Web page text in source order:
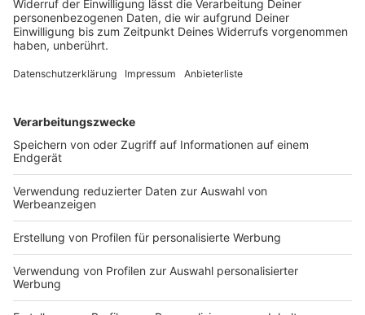
Zwei Paare hoffen in Mailand darauf, mit Hilfe der
Medizin ein Kind zu bekommen. Bei der Behandlung
im Krankenhaus kommt es jedoch zu einer
DEINE GEMERKTEN ARTIKEL
Du hast dir noch keine Artikel gemerkt
Markiere sie hierfür mit einem